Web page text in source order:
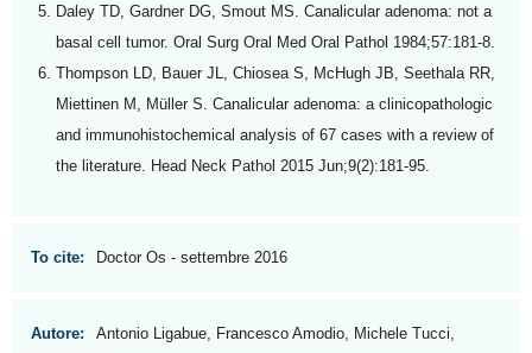
Daley TD, Gardner DG, Smout MS. Canalicular adenoma: not a
basal cell tumor. Oral Surg Oral Med Oral Pathol 1984;57:181-8.
Thompson LD, Bauer JL, Chiosea S, McHugh JB, Seethala RR,
Miettinen M, Müller S. Canalicular adenoma: a clinicopathologic
and immunohistochemical analysis of 67 cases with a review of
the literature. Head Neck Pathol 2015 Jun;9(2):181-95.
To cite: Doctor Os - settembre 2016
Autore:
Antonio Ligabue, Francesco Amodio, Michele Tucci,